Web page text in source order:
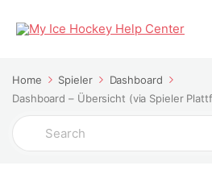
Home Spieler
Dashboard
Dashboard – Übersicht (via Spieler
Search
For